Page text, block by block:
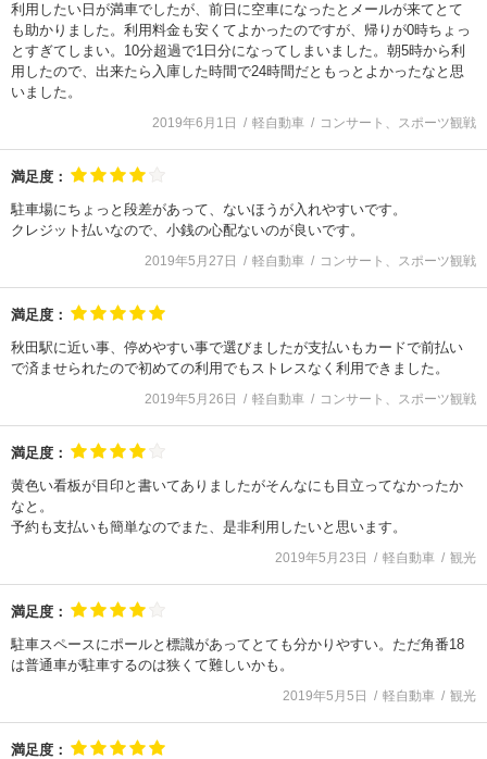
利用したい日が満車でしたが、前日に空車になったとメールが来てとて
も助かりました。利用料金も安くてよかったのですが、帰りが0時ちょっ
とすぎてしまい。10分超過で1日分になってしまいました。朝5時から利
用したので、出来たら入庫した時間で24時間だともっとよかったなと思
いました。
2019年6月1日 軽自動車 コンサート、スポーツ観戦
満足度：
駐車場にちょっと段差があって、ないほうが入れやすいです。
クレジット払いなので、小銭の心配ないのが良いです。
2019年5月27日 軽自動車 コンサート、スポーツ観戦
満足度：
秋田駅に近い事、停めやすい事で選びましたが支払いもカードで前払い
で済ませられたので初めての利用でもストレスなく利用できました。
2019年5月26日 軽自動車 コンサート、スポーツ観戦
満足度：
黄色い看板が目印と書いてありましたがそんなにも目立ってなかったか
なと。
予約も支払いも簡単なのでまた、是非利用したいと思います。
2019年5月23日 軽自動車 観光
満足度：
駐車スペースにポールと標識があってとても分かりやすい。ただ角番18
は普通車が駐車するのは狭くて難しいかも。
2019年5月5日 軽自動車 観光
満足度：